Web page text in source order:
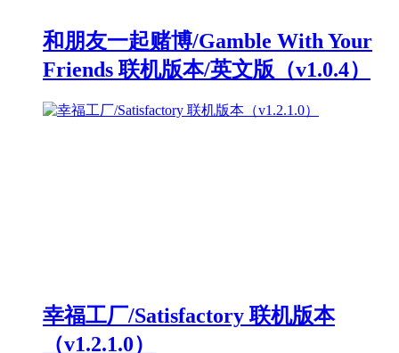
和朋友一起赌博/Gamble With Your
Friends 联机版本/英文版（v1.0.4）
幸福工厂/Satisfactory 联机版本
（v1.2.1.0）